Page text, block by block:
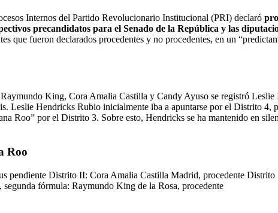
Internos del Partido Revolucionario Institucional (PRI) declaró
precandidatos para el Senado de la República y las
que fueron declarados procedentes y no procedentes, en un
King, Cora Amalia Castilla y Candy Ayuso se registró
Leslie Hendricks Rubio inicialmente iba a apuntarse por el Distrito
Roo” por el Distrito 3. Sobre esto, Hendricks se ha mantenido en
Roo
pendiente Distrito II: Cora Amalia Castilla Madrid, procedente
segunda fórmula: Raymundo King de la Rosa, procedente